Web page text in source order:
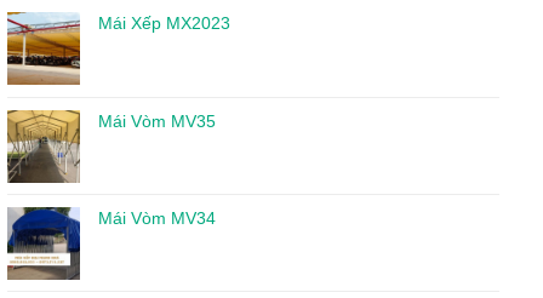
Mái Xếp MX2023
Mái Vòm MV35
Mái Vòm MV34